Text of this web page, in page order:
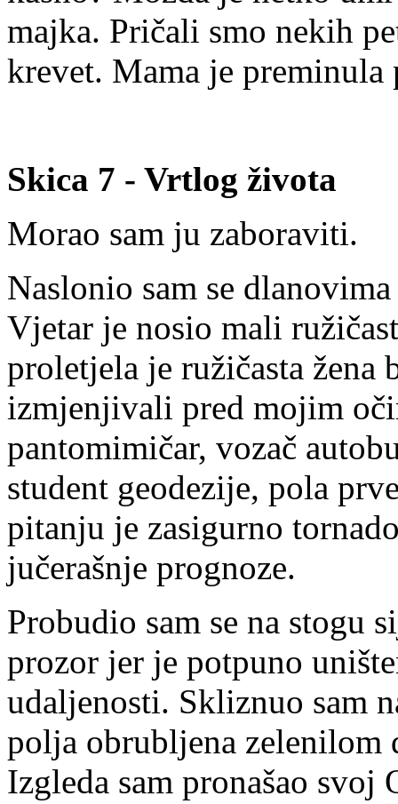
majka. Pričali smo nekih
krevet. Mama je
Skica 7 - Vrtlog života
Morao sam ju zaboraviti.
Naslonio sam se
Vjetar je nosio mali
proletjela je ružičasta žena
izmjenjivali pred mojim
pantomimičar, vozač
student geodezije, pola
pitanju je zasigurno
jučerašnje prognoze.
Probudio sam se na stogu
prozor jer je potpuno
udaljenosti. Skliznuo sam
polja obrubljena zelenilom
Izgleda sam pronašao svoj